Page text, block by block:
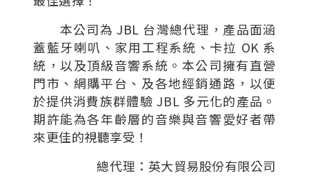
本公司為 JBL 台灣總代理，產品面涵
蓋藍牙喇叭、家用工程系統、卡拉 OK 系
統，以及頂級音響系統。本公司擁有直營
門市、網購平台、及各地經銷通路，以便
於提供消費族群體驗 JBL 多元化的產品。
期許能為各年齡層的音樂與音響愛好者帶
來更佳的視聽享受！
總代理：英大貿易股份有限公司